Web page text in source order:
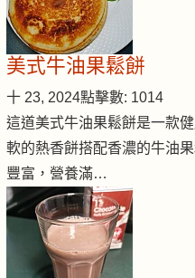
美式牛油果鬆餅
十 23, 2024點擊數: 1014
這道美式牛油果鬆餅是一款
軟的熱香餅搭配香濃的牛油
豐富，營養滿…